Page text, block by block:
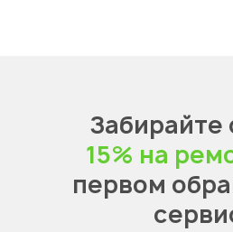
Забирайте
15% на
первом